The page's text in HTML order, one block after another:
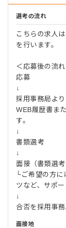
選考の流れ
こちらの求人
を行います。
＜応募後の流
応募
↓
採用事務局よ
WEB履歴書ま
す。
↓
書類選考
↓
面接（書類選考
└ご希望の方に
ツなど、サポ
↓
合否を採用事
面接地